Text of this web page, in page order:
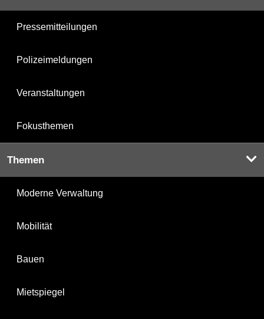
Pressemitteilungen
Polizeimeldungen
Veranstaltungen
Fokusthemen
Themen
Moderne Verwaltung
Mobilität
Bauen
Mietspiegel